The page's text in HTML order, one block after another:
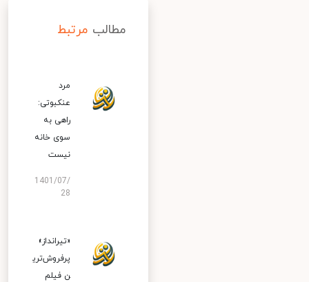
مطالب مرتبط
مرد
عنکبوتی:
راهی به
سوی خانه
نیست
1401/07/
28
«تیرانداز»
پرفروش‌تری
ن فیلم